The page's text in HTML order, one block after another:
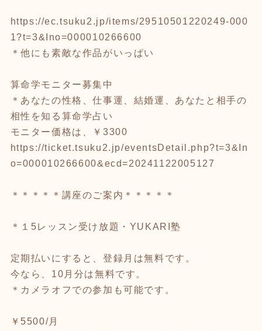
https://ec.tsuku2.jp/items/29510501220249-000
1?t=3&Ino=000010266600
＊他にも素敵な作品がいっぱい
算命学モニター募集中
＊あなたの性格、仕事運、結婚運、あなたと相手の
相性を知る算命学占い
モニター価格は、￥3300
https://ticket.tsuku2.jp/eventsDetail.php?t=3&In
o=000010266600&ecd=20241122005127
＊＊＊＊＊講座のご案内＊＊＊＊＊
＊１5レッスン受け放題・YUKARI塾
定期払いにすると、登録月は無料です。
今なら、10月分は無料です。
＊カメラオフでの参加も可能です。
￥5500/月